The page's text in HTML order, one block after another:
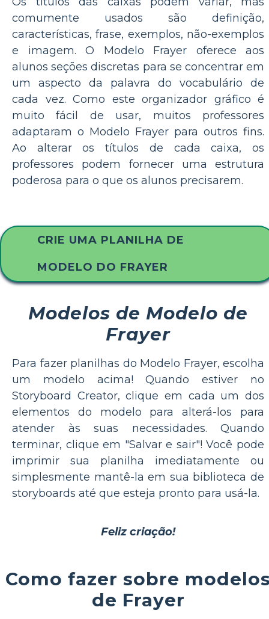
comumente usados são definição,
características, frase, exemplos, não-exemplos
e imagem. O Modelo Frayer oferece aos
alunos seções discretas para se concentrar em
um aspecto da palavra do vocabulário de
cada vez. Como este organizador gráfico é
muito fácil de usar, muitos professores
adaptaram o Modelo Frayer para outros fins.
Ao alterar os títulos de cada caixa, os
professores podem fornecer uma estrutura
poderosa para o que os alunos precisarem.
CRIE UMA PLANILHA DE
MODELO DO FRAYER
Modelos de Modelo de
Frayer
Para fazer planilhas do Modelo Frayer, escolha
um modelo acima! Quando estiver no
Storyboard Creator, clique em cada um dos
elementos do modelo para alterá-los para
atender às suas necessidades. Quando
terminar, clique em "Salvar e sair"! Você pode
imprimir sua planilha imediatamente ou
simplesmente mantê-la em sua biblioteca de
storyboards até que esteja pronto para usá-la.
Feliz criação!
Como fazer sobre
de Frayer